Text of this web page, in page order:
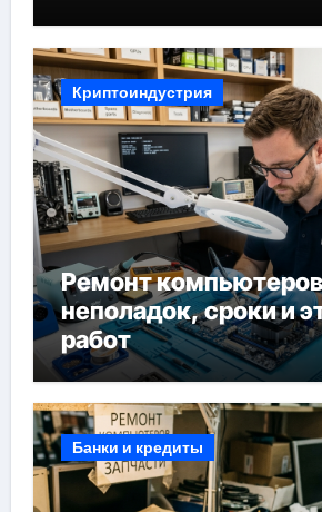
Криптоиндустрия
Ремонт
неполадок, сроки и
работ
Банки и кредиты